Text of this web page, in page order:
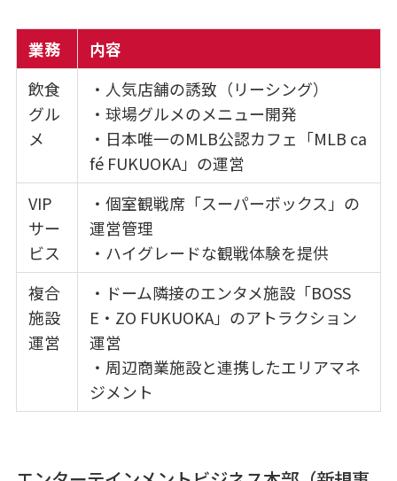
業務
内容
飲食
グル
メ
・人気店舗の誘致（リーシング）
・球場グルメのメニュー開発
・日本唯一のMLB公認カフェ「MLB ca
fé FUKUOKA」の運営
VIP
サー
ビス
・個室観戦席「スーパーボックス」の
運営管理
・ハイグレードな観戦体験を提供
複合
施設
運営
・ドーム隣接のエンタメ施設「BOSS
E・ZO FUKUOKA」のアトラクション
運営
・周辺商業施設と連携したエリアマネ
ジメント